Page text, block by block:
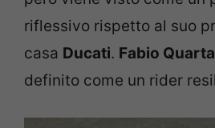
riflessivo rispetto al suo
casa Ducati. Fabio
definito come un rider